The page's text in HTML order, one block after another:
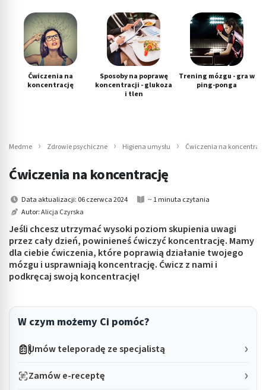
Ćwiczenia na
koncentrację
Sposoby na poprawę
koncentracji - glukoza
i tlen
Trening mózgu - gra w
ping-ponga
Medme Zdrowie psychiczne Higiena umysłu Ćwiczenia na
Ćwiczenia na koncentrację
Data aktualizacji: 06 czerwca 2024
~ 1 minuta czytania
Autor:Alicja Czyrska
Jeśli chcesz utrzymać wysoki poziom skupienia uwagi
przez cały dzień, powinieneś ćwiczyć koncentrację. Mamy
dla ciebie ćwiczenia, które poprawią działanie twojego
mózgu i usprawniają koncentrację. Ćwicz z nami i
podkręcaj swoją koncentrację!
W czym możemy Ci pomóc?
Umów teleporadę ze specjalistą
Zamów e-receptę